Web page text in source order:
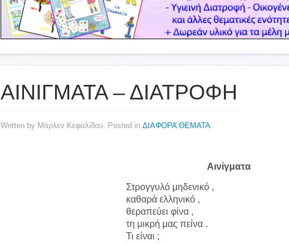
ΑΙΝΙΓΜΑΤΑ – ΔΙΑΤΡΟΦΗ
Written by Μάρλεν Κεφαλίδου. Posted in ΔΙΑΦΟΡΑ ΘΕΜΑΤΑ
Αινίγματα
Στρογγυλό μηδενικό ,
καθαρά ελληνικό ,
θεραπεύει φίνα ,
τη μικρή μας πείνα .
Τι είναι ;